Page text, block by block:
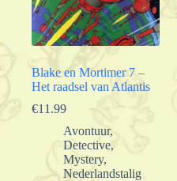
Blake en Mortimer 7 –
Het raadsel van Atlantis
€11.99
Avontuur,
Detective,
Mystery,
Nederlandstalig